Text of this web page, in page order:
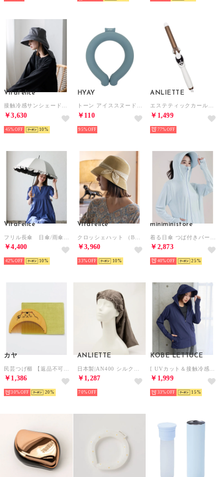
VitaFelice
￥3,630
45% 10
HYAY
￥110
95%
ANLIETTE
￥1,499
77%
VitaFelice
￥4,400
42% 10
VitaFelice
￥3,960
33% 10
miniministore
￥2,873
40% 25
カヤ
￥1,386
30% 20
ANLIETTE
￥1,287
70%
KOBE LETTUCE
￥1,999
33% 15